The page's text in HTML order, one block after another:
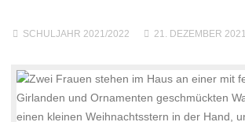
SCHULJAHR 2021/2022 21. DEZEMBER 2021